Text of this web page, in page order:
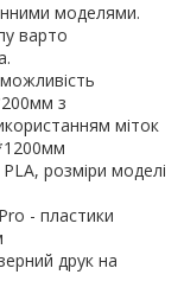
моделями.
варто
з
міток
розміри моделі
- пластики
друк на